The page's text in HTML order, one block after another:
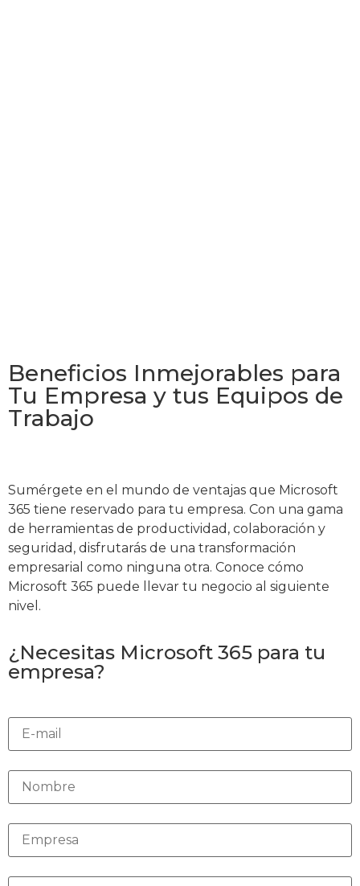
Beneficios Inmejorables para
Tu Empresa y tus Equipos de
Trabajo
Sumérgete en el mundo de ventajas que Microsoft
365 tiene reservado para tu empresa. Con una gama
de herramientas de productividad, colaboración y
seguridad, disfrutarás de una transformación
empresarial como ninguna otra. Conoce cómo
Microsoft 365 puede llevar tu negocio al siguiente
nivel.
¿Necesitas Microsoft 365 para tu
empresa?